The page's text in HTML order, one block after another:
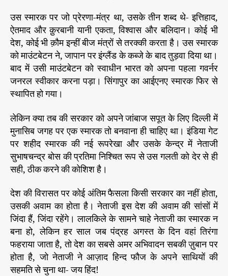
उस स्मारक पर जो प्रेरणा-मंत्र था, उसके तीन शब्द थे- इत्तिहाद,
ऐतमाद और क़ुरबानी यानी एकता, विश्वास और बलिदान। कोई भी
देश, कोई भी क़ौम इन्हीं बीज मंत्रों से तरक्की करता है। उस स्मारक
को माउंटबेटन ने, जापान पर इंग्लैंड के कब्जे के बाद तुड़वा दिया था।
बाद में उसी माउंटबेटन को स्वाधीन भारत को अपना पहला गवर्नर
जनरल स्वीकार करना पड़ा। सिंगापुर का आईएनए स्मारक फिर से
स्थापित हो गया।
लेकिन क्या तब की सरकार को अपने जांबाज सपूत के लिए दिल्ली में
मुनासिब जगह पर एक स्मारक तो बनवाना ही चाहिए था। इंडिया गेट
पर शहीद स्मारक की नई रूपरेखा और उसके केन्द्र में नेताजी
सुभाषचन्द्र बोस की प्रतिमा निश्चित रूप से उस गलती को देर से ही
सही, ठीक करने की कोशिश है।
देश की विरासत पर कोई अंतिम फैसला किसी सरकार का नहीं होता,
उसकी अवाम का होता है। नेताजी इस देश की अवाम की सांसों में
जिंदा हैं, जिंदा रहेंगे। लालकिले के सामने चाहे नेताजी का स्मारक न
बना हो, लेकिन हर साल जब पंद्रह अगस्त के दिन वहां तिरंगा
फहराया जाता है, तो देश का सबसे अमर अभिवादन सबकी ज़ुबान पर
होता है, जो नेताजी ने आज़ाद हिन्द फौज के अपने साथियों की
सहमति से चुना था- जय हिंद!